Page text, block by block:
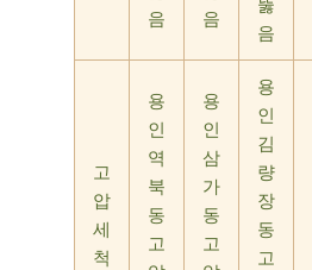
음
음
뚫
음
고
압
세
척
용
인
역
북
동
고
용
인
삼
가
동
고
용
인
김
량
장
동
고